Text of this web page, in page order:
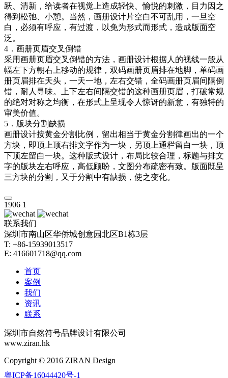
跃、清新，给读者在视觉上造成轻快、愉悦的刺激，目力因之
得到松弛、小憩。当然，画册设计片空白不可乱用，一旦空
白，必须有呼应，有过渡，以免为形式而形式，造成版面空
泛。
4．画册页眉交叉倒错
采用画册页眉交叉倒错的方法，画册设计根据人的视线一般从
幅左下方朝右上移动的规律，双码画册页眉排在地脚，单码画
册页眉排在天头，一天一地，左右交错，全码画册页眉间隔倒
错，耐人寻味。上下左右间隔交错的这种画册页眉，打破常规
的绝对对称之均衡，在形式上呈现令人惊讶的新意，有独特的
审美价值。
5．版块分割缺损
画册设计按黄金分割比例，留出相当于黄金分割律画出的一个
方块，即顶上顶右排文字作为一块，另顶上通栏留白一块，顶
下顶左留白一块。这种版式设计，布局比较合理，标题与排文
字的版块左右呼应，高低顾盼，文图分布疏密有致。版面既呈
三方块的分割，又于分割中有缺损，使之变化。
1906 1
联系我们
深圳市南山区华侨城创意园北区B1栋3层
T: +86-15939013517
E: 416601718@qq.com
首页
案例
我们
资讯
联系
深圳市自然符号品牌设计有限公司
www.ziran.hk
Copyright © 2016 ZIRAN Design
粤ICP备16044420号-1